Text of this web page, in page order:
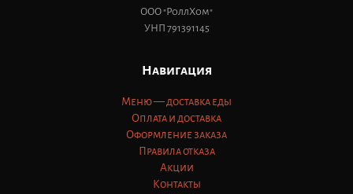
ООО "РоллХом"
УНП 791391145
Навигация
Меню — доставка еды
Оплата и доставка
Оформление заказа
Правила отказа
Акции
Контакты